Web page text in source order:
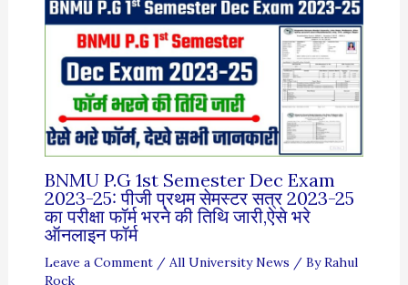
BNMU P.G 1st Semester Dec Exam
2023-25: पीजी प्रथम सेमस्टर सत्र 2023-25
का परीक्षा फॉर्म भरने की तिथि जारी,ऐसे भरे
ऑनलाइन फॉर्म
Leave a Comment / All University News / ByRahul
Rock